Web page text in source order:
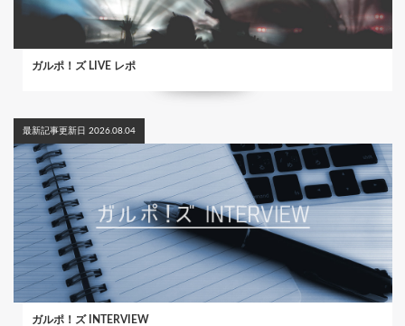
ガルポ！ズ LIVE レポ
最新記事更新日 2026.08.04
ガルポ！ズ INTERVIEW